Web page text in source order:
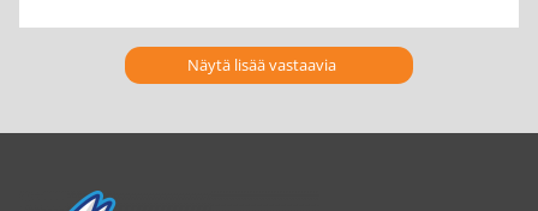
Näytä lisää vastaavia